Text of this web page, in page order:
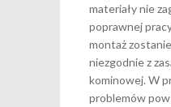
materiały nie
poprawnej
montaż
niezgodnie z
kominowej. W
problemów